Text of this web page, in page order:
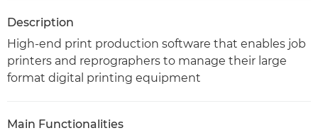
Description
High-end print production software that enables job
printers and reprographers to manage their large
format digital printing equipment
Main Functionalities